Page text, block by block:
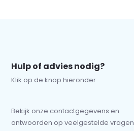
Hulp of advies nodig?
Klik op de knop hieronder
Bekijk onze contactgegevens en
antwoorden op veelgestelde vragen